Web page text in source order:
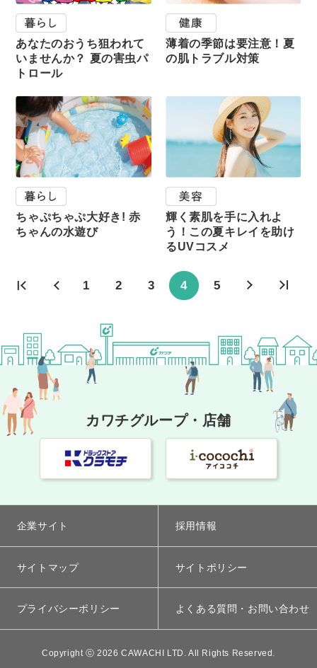
あなたのおうち狙われて
いませんか？ 夏の害虫パ
トロール
薄着の季節は要注意！夏
の肌トラブル対策
ちゃぷちゃぷ大好き! 赤
ちゃんの水遊び
輝く素肌を手に入れよ
う！この夏キレイを助け
るUVコスメ
1 2 3 4 5
カワチグループ・店舗
企業サイト 採用情報
サイトマップ サイトポリシー
プライバシーポリシー よくある質問・お問い合わせ
Copyright ⓒ 2026 CAWACHI LTD. All Rights Reserved.